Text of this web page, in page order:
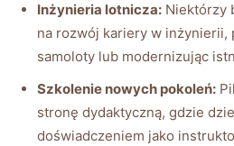
Inżynieria lotnicza: Niektórzy
na rozwój kariery w⁤ inżynierii,
⁢samoloty⁢ lub modernizując
Szkolenie nowych pokoleń:
stronę dydaktyczną, gdzie
doświadczeniem jako